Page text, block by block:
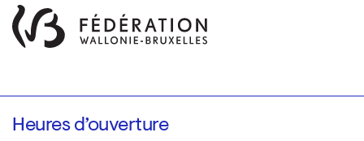
Heures d’ouverture